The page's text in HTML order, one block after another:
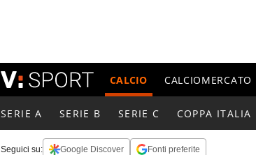
CALCIO CALCIOMERCATO
SERIE A SERIE B SERIE C COPPA ITALIA
Seguici su: Google Discover Fonti preferite